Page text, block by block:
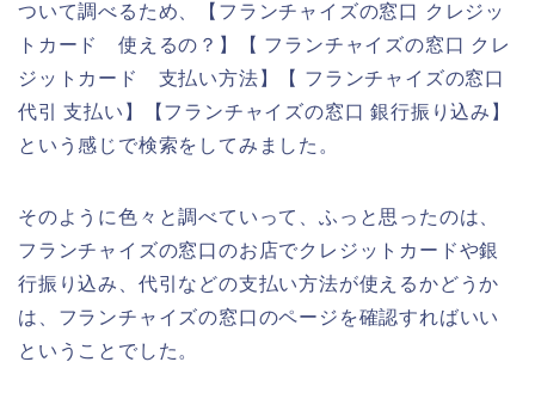
ついて調べるため、【フランチャイズの窓口 クレジッ
トカード 使えるの？】【 フランチャイズの窓口 クレ
ジットカード 支払い方法】【 フランチャイズの窓口
代引 支払い】【フランチャイズの窓口 銀行振り込み】
という感じで検索をしてみました。
そのように色々と調べていって、ふっと思ったのは、
フランチャイズの窓口のお店でクレジットカードや銀
行振り込み、代引などの支払い方法が使えるかどうか
は、フランチャイズの窓口のページを確認すればいい
ということでした。